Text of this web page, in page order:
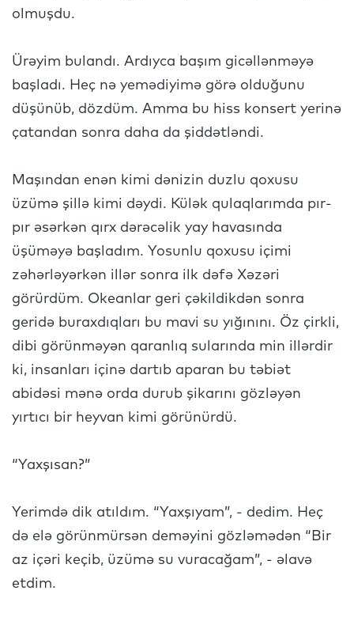
olmuşdu.
Ürəyim bulandı. Ardıyca başım gicəllənməyə
başladı. Heç nə yemədiyimə görə olduğunu
düşünüb, dözdüm. Amma bu hiss konsert yerinə
çatandan sonra daha da şiddətləndi.
Maşından enən kimi dənizin duzlu qoxusu
üzümə şillə kimi dəydi. Külək qulaqlarımda pır-
pır əsərkən qırx dərəcəlik yay havasında
üşüməyə başladım. Yosunlu qoxusu içimi
zəhərləyərkən illər sonra ilk dəfə Xəzəri
görürdüm. Okeanlar geri çəkildikdən sonra
geridə buraxdıqları bu mavi su yığınını. Öz çirkli,
dibi görünməyən qaranlıq sularında min illərdir
ki, insanları içinə dartıb aparan bu təbiət
abidəsi mənə orda durub şikarını gözləyən
yırtıcı bir heyvan kimi görünürdü.
“Yaxşısan?”
Yerimdə dik atıldım. “Yaxşıyam”, - dedim. Heç
də elə görünmürsən deməyini gözləmədən “Bir
az içəri keçib, üzümə su vuracağam”, - əlavə
etdim.